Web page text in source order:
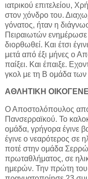
ιατρικού επιτελείου,
στον χόνδρο του.
γόνατος, ήταν η
Πειραιωτών
διορθωθεί. Και έτσι
μετά από έξι μήνες ο
παίξει. Και έπαιξε.
γκολ με τη Β ομάδα
ΑΘΛΗΤΙΚΗ
Ο Αποστολόπουλος
Πανσερραϊκού. Το
ομάδα, γρήγορα έγινε
έγινε ο νεαρότερος σε
ποτέ στην ομάδα
πρωταθλήματος, σε
ημερών. Την πρώτη του